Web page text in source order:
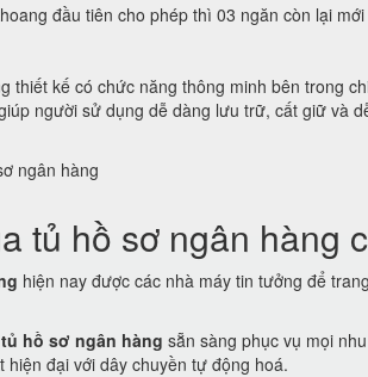
đầu tiên cho phép thì 03 ngăn còn lại
thiết kế có chức năng thông minh bên trong
người sử dụng dễ dàng lưu trữ, cất giữ và
tủ hồ sơ ngân hàng
hiện nay được các nhà máy tin tưởng để
hồ sơ ngân hàng sẵn sàng phục vụ mọi
hiện đại với dây chuyền tự động hoá.